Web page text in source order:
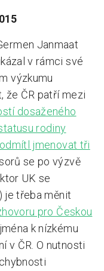
Janmaat
v rámci své
výzkumu
že ČR patří mezi
dosaženého
rodiny
odmítl jmenovat tři
se po výzvě
UK se
je třeba měnit
pro Českou
k nízkému
v ČR. O nutnosti